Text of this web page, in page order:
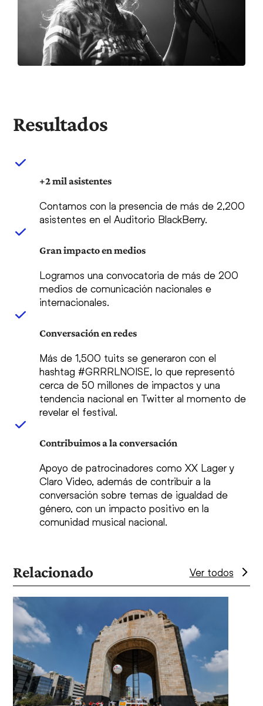
Resultados
+2 mil asistentes
Contamos con la presencia de más de 2,200
asistentes en el Auditorio BlackBerry.
Gran impacto en medios
Logramos una convocatoria de más de 200
medios de comunicación nacionales e
internacionales.
Conversación en redes
Más de 1,500 tuits se generaron con el
hashtag #GRRRLNOISE, lo que representó
cerca de 50 millones de impactos y una
tendencia nacional en Twitter al momento de
revelar el festival.
Contribuimos a la conversación
Apoyo de patrocinadores como XX Lager y
Claro Video, además de contribuir a la
conversación sobre temas de igualdad de
género, con un impacto positivo en la
comunidad musical nacional.
Relacionado Ver todos
Use
the
left
and
right
arrow
keys